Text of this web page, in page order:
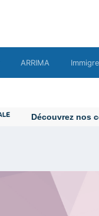
ARRIMA
Découvrez nos